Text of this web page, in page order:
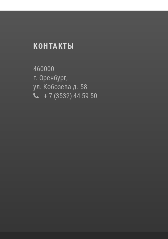
КОНТАКТЫ
460000
г. Оренбург,
ул. Кобозева д. 58
+ 7 (3532) 44-59-50